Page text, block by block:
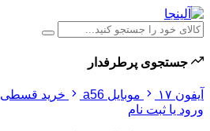
جستجوی پرطرفدار
آیفون ۱۷ موبایل a56
خرید قسطی
ورود یا ثبت نام